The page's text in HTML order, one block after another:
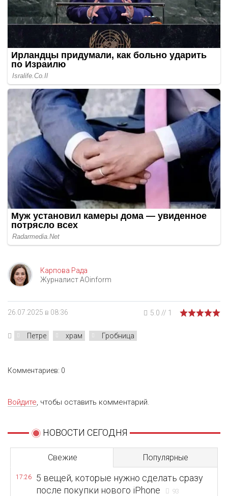
Карпова Рада
Журналист AOinform
26.07.2025 в 08:36 5.0 // 1
Петре храм Гробница
Комментариев: 0
Войдите, чтобы оставить комментарий.
НОВОСТИ СЕГОДНЯ
Свежие Популярные
17:26
5 вещей, которые нужно сделать сразу
после покупки нового iPhone
93